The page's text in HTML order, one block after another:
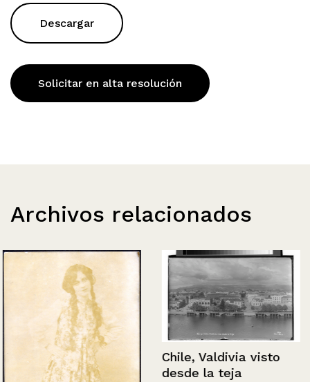
Descargar
Solicitar en alta resolución
Archivos relacionados
Chile, Valdivia visto
desde la teja